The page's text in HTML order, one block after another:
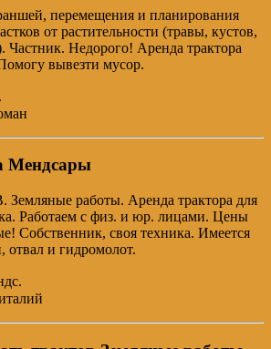
перемещения и планирования
от растительности (травы, кустов,
Частник. Недорого! Аренда трактора
вывезти мусор.
Мендсары
Земляные работы. Аренда трактора для
Работаем с физ. и юр. лицами. Цены
Собственник, своя техника. Имеется
отвал и гидромолот.